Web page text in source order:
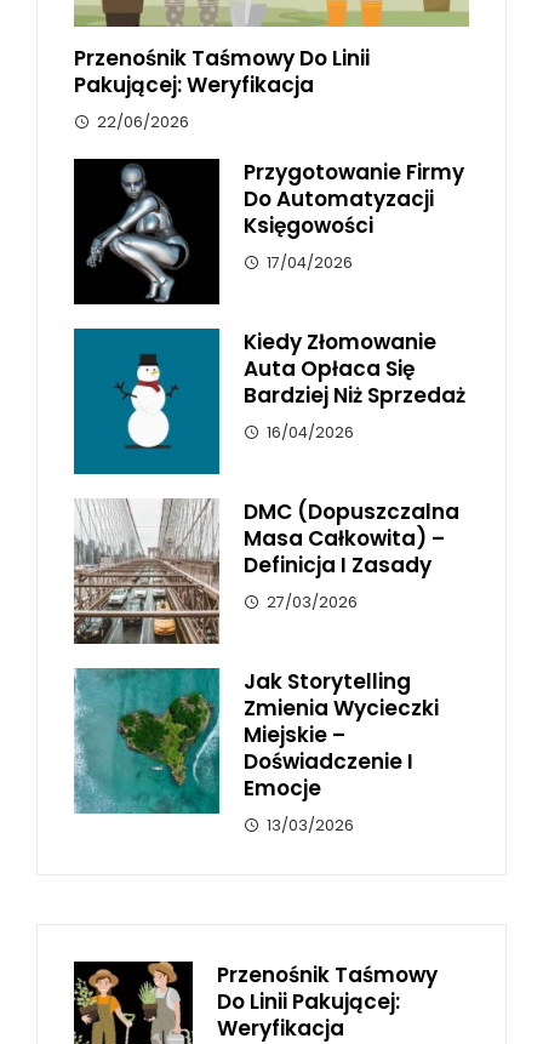
Przenośnik Taśmowy Do Linii
Pakującej: Weryfikacja
22/06/2026
Przygotowanie Firmy
Do Automatyzacji
Księgowości
17/04/2026
Kiedy Złomowanie
Auta Opłaca Się
Bardziej Niż Sprzedaż
16/04/2026
DMC (dopuszczalna
Masa Całkowita) –
Definicja I Zasady
27/03/2026
Jak Storytelling
Zmienia Wycieczki
Miejskie –
Doświadczenie I
Emocje
13/03/2026
Przenośnik Taśmowy
Do Linii Pakującej:
Weryfikacja